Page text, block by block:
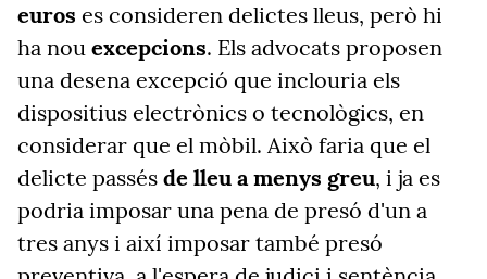
euros es consideren delictes lleus, però hi
ha nou excepcions. Els advocats proposen
una desena excepció que inclouria els
dispositius electrònics o tecnològics, en
considerar que el mòbil. Això faria que el
delicte passés de lleu a menys greu, i ja es
podria imposar una pena de presó d'un a
tres anys i així imposar també presó